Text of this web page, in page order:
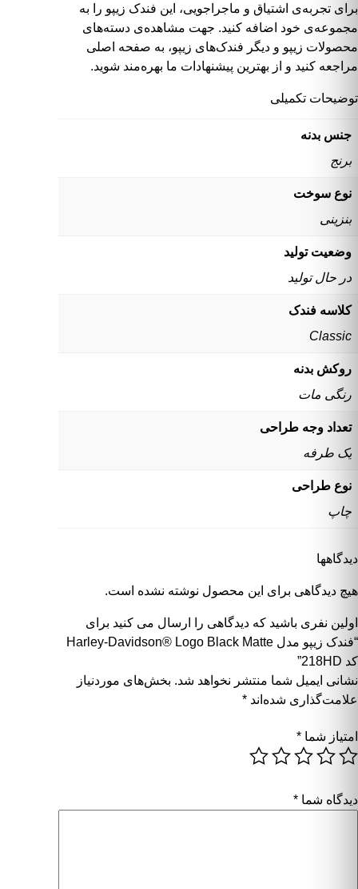
برای تجربه‌ی اشتیاق و ماجراجویی، این فندک زیپو را به
مجموعه‌ی خود اضافه کنید. جهت مشاهده‌ی دسته‌های
محصولات زیپو و دیگر فندک‌های زیپو، به صفحه اصلی
مراجعه کنید و از بهترین پیشنهادات ما بهره‌مند شوید.
توضیحات تکمیلی
جنس بدنه
برنج
نوع سوخت
بنزینی
وضعیت تولید
در حال تولید
کلاسه فندک
Classic
روکش بدنه
رنگی مات
تعداد وجه طراحی
یک طرفه
نوع طراحی
چاپ
دیدگاهها
هیچ دیدگاهی برای این محصول نوشته نشده است.
اولین نفری باشید که دیدگاهی را ارسال می کنید برای
“فندک زیپو مدل Harley-Davidson® Logo Black Matte
کد 218HD”
نشانی ایمیل شما منتشر نخواهد شد. بخش‌های موردنیاز
علامت‌گذاری شده‌اند *
امتیاز شما *
دیدگاه شما *